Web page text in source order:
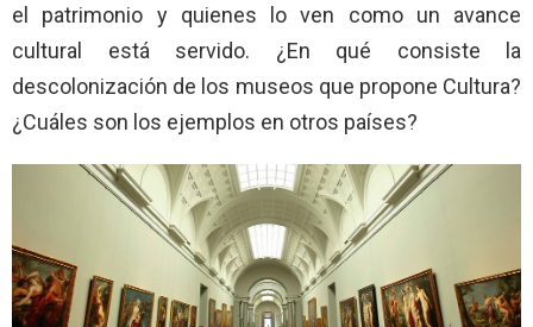
el patrimonio y quienes lo ven como un avance
cultural está servido. ¿En qué consiste la
descolonización de los museos que propone Cultura?
¿Cuáles son los ejemplos en otros países?